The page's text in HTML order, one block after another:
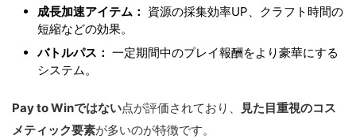
成長加速アイテム： 資源の採集効率UP、クラフト時間の
短縮などの効果。
バトルパス： 一定期間中のプレイ報酬をより豪華にする
システム。
Pay to Winではない点が評価されており、
見た目重視のコス
メティック要素が多いのが特徴です。